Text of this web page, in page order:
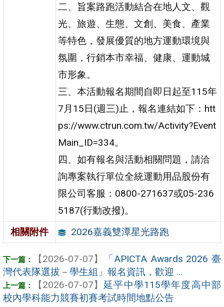
二、旨案路跑活動結合在地人文、觀
光、旅遊、生態、文創、美食、產業
等特色，發展優質的地方運動環境與
氛圍，行銷本市幸福、健康、運動城
市形象。
三、本活動報名期間自即日起至115年
7月15日(週三)止，報名連結如下：htt
ps://www.ctrun.com.tw/Activity?Event
Main_ID=334。
四、如有報名與活動相關問題，請洽
詢專案執行單位全統運動用品股份有
限公司客服：0800-271637或05-236
5187(行動改撥)。
相關附件
2026嘉義雙潭星光路跑
【2026-07-07】
「APICTA Awards 2026 臺
灣代表隊選拔－學生組」報名資訊，歡迎 ...
【2026-07-07】 延平中學115學年度高中部
校內學科能力競賽初賽考試時間地點公告